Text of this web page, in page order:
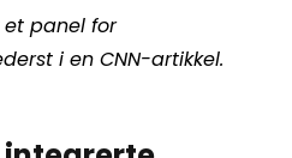
et panel for
i en CNN-artikkel.